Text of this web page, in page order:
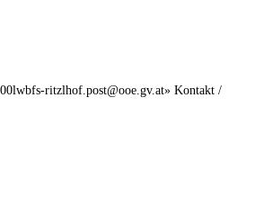
ritzlhof.post@ooe.gv.at» Kontakt /